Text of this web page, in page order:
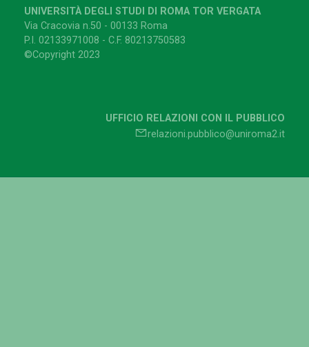
UNIVERSITÀ DEGLI STUDI DI ROMA TOR VERGATA
Via Cracovia n.50 - 00133 Roma
P.I. 02133971008 - C.F. 80213750583
©Copyright 2023
UFFICIO RELAZIONI CON IL PUBBLICO
relazioni.pubblico@uniroma2.it